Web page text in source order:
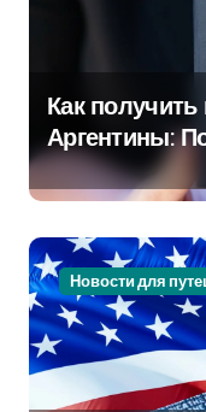
Как получить
Аргентины:
руководство
Новости для